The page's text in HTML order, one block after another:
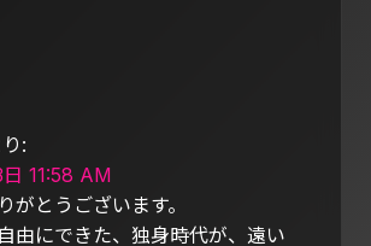
:
11:58 AM
がとうございます。
由にできた、独身時代が、遠い